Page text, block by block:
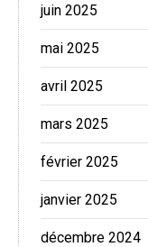
juin 2025
mai 2025
avril 2025
mars 2025
février 2025
janvier 2025
décembre 2024